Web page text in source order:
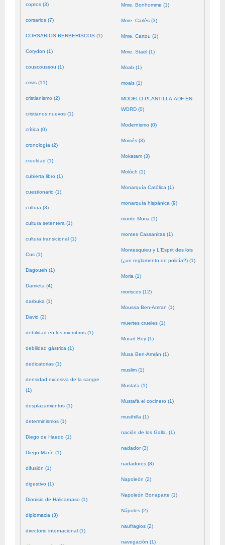
coptos (3)
corsarios (7)
CORSARIOS BERBERISCOS (1)
Corydon (1)
couscoussou (1)
crisis (11)
cristianismo (2)
cristianos nuevos (1)
crítica (0)
cronología (2)
crueldad (1)
cubierta libro (1)
cuestionario (1)
cultura (3)
cultura setentera (1)
cultura transicional (1)
Cus (1)
Dagoueh (1)
Damieta (4)
darbuka (1)
David (2)
debilidad en los miembros (1)
debilidad gástrica (1)
dedicatorias (1)
densidad excesiva de la sangre
(1)
desplazamientos (1)
determinismos (1)
Diego de Haedo (1)
Diego Marín (1)
difusión (1)
digestivo (1)
Dionisio de Halicarnaso (1)
diplomacia (3)
directorio internacional (1)
Mme. Bonhomme (1)
Mme. Carlès (3)
Mme. Cartou (1)
Mme. Staël (1)
Moab (1)
moals (1)
MODELO PLANTILLA ADF EN
WORD (0)
Modernismo (0)
Moisés (3)
Mokatam (3)
Molóch (1)
Monarquía Católica (1)
monarquía hispánica (9)
monte Moria (1)
montes Cassanitas (1)
Montesquieu y L'Esprit des lois
(¿un reglamento de policía?) (1)
Moria (1)
moriscos (12)
Moussa Ben-Amran (1)
muertes crueles (1)
Murad Bey (1)
Musa Ben-Amrán (1)
muslim (1)
Mustafa (1)
Mustafá el cocinero (1)
musthilla (1)
nación de los Galla. (1)
nadador (3)
nadadores (8)
Napoleón (2)
Napoleón Bonaparte (1)
Nápoles (2)
naufragios (2)
navegación (1)